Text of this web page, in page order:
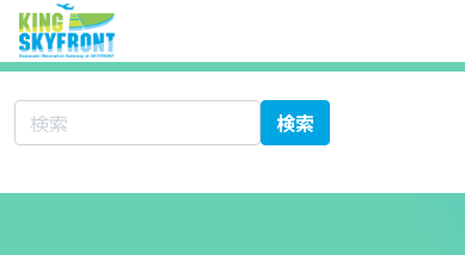
サイト内検索 検索